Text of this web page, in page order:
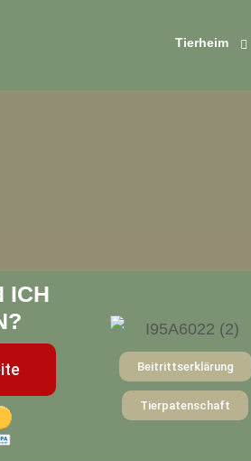
Tierheim
ICH
Beitrittserklärung
Tierpatenschaft